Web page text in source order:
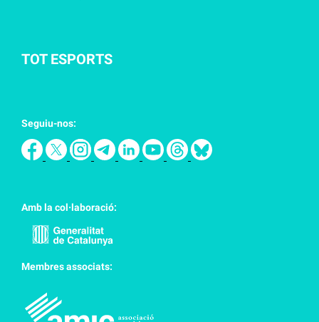
TOT ESPORTS
Seguiu-nos:
Amb la col·laboració:
Membres associats: